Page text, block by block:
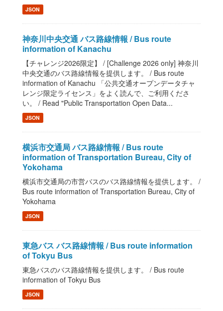
JSON
神奈川中央交通 バス路線情報 / Bus route
information of Kanachu
【チャレンジ2026限定】 / [Challenge 2026 only] 神奈川
中央交通のバス路線情報を提供します。 / Bus route
information of Kanachu 「公共交通オープンデータチャ
レンジ限定ライセンス」をよく読んで、ご利用くださ
い。 / Read "Public Transportation Open Data...
JSON
横浜市交通局 バス路線情報 / Bus route
information of Transportation Bureau, City of
Yokohama
横浜市交通局の市営バスのバス路線情報を提供します。 /
Bus route information of Transportation Bureau, City of
Yokohama
JSON
東急バス バス路線情報 / Bus route information
of Tokyu Bus
東急バスのバス路線情報を提供します。 / Bus route
information of Tokyu Bus
JSON